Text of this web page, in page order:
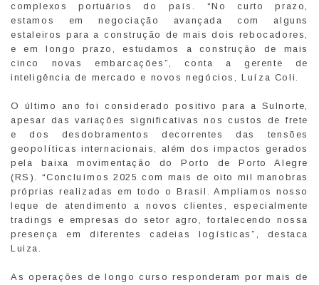
complexos portuários do país. “No curto prazo,
estamos em negociação avançada com alguns
estaleiros para a construção de mais dois rebocadores,
e em longo prazo, estudamos a construção de mais
cinco novas embarcações”, conta a gerente de
inteligência de mercado e novos negócios, Luíza Coli.
O último ano foi considerado positivo para a Sulnorte,
apesar das variações significativas nos custos de frete
e dos desdobramentos decorrentes das tensões
geopolíticas internacionais, além dos impactos gerados
pela baixa movimentação do Porto de Porto Alegre
(RS). “Concluímos 2025 com mais de oito mil manobras
próprias realizadas em todo o Brasil. Ampliamos nosso
leque de atendimento a novos clientes, especialmente
tradings e empresas do setor agro, fortalecendo nossa
presença em diferentes cadeias logísticas”, destaca
Luiza.
As operações de longo curso responderam por mais de